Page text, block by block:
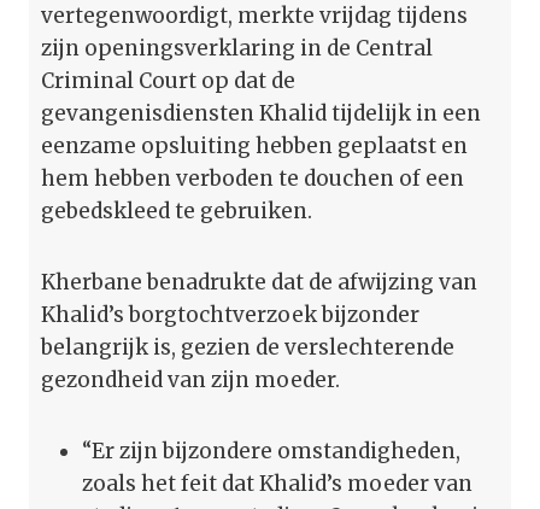
vertegenwoordigt, merkte vrijdag tijdens
zijn openingsverklaring in de Central
Criminal Court op dat de
gevangenisdiensten Khalid tijdelijk in een
eenzame opsluiting hebben geplaatst en
hem hebben verboden te douchen of een
gebedskleed te gebruiken.
Kherbane benadrukte dat de afwijzing van
Khalid’s borgtochtverzoek bijzonder
belangrijk is, gezien de verslechterende
gezondheid van zijn moeder.
“Er zijn bijzondere omstandigheden,
zoals het feit dat Khalid’s moeder van